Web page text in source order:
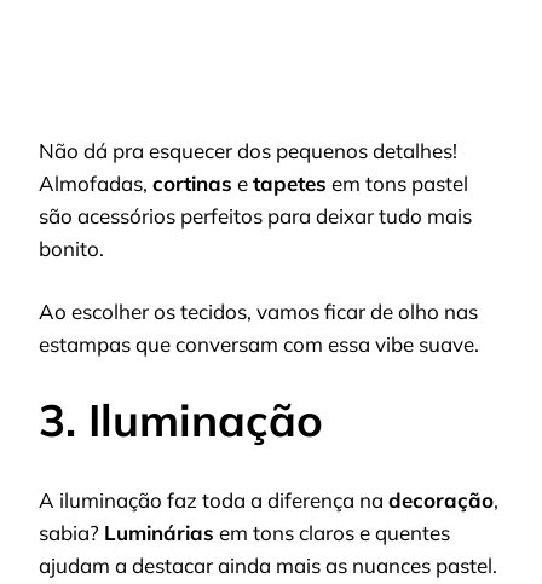
Não dá pra esquecer dos pequenos detalhes!
Almofadas, cortinas etapetes em tons pastel
são acessórios perfeitos para deixar tudo mais
bonito.
Ao escolher os tecidos, vamos ficar de olho nas
estampas que conversam com essa vibe suave.
3. Iluminação
A iluminação faz toda a diferença na decoração,
sabia? Luminárias em tons claros e quentes
ajudam a destacar ainda mais as nuances pastel.